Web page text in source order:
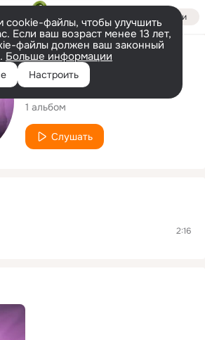
Войти
cookie-файлы, чтобы улучшить
Если ваш возраст менее 13 лет,
файлы должен ваш законный
Больше информации
Настроить
Исполнитель
Harxa
1 альбом
Слушать
2:16